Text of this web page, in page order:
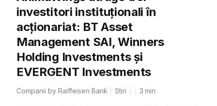
investitori instituționali în
acționariat: BT Asset
Management SAI, Winners
Holding Investments și
EVERGENT Investments
Companii by Raiffeisen Bank Stiri 3 min